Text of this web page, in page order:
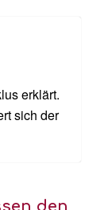
erklärt.
sich der
den